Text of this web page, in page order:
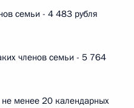
семьи - 4 483 рубля
членов семьи - 5 764
менее 20 календарных